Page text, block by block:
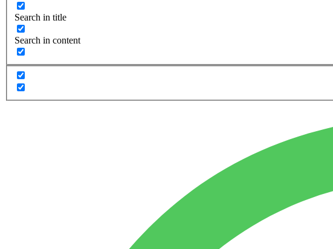
Search in title
Search in content